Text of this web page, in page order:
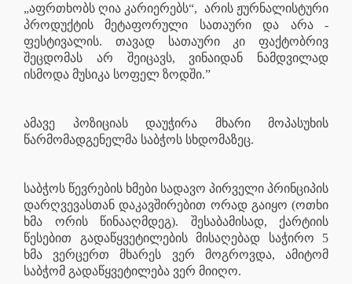
„აფრთხობს ღია კარიერებს“, არის ჟურნალისტური
პროდუქტის მეტაფორული სათაური და არა -
ფესტივალის. თავად სათაური კი ფაქტობრივ
შეცდომას არ შეიცავს, ვინაიდან ნამდვილად
ისმოდა მუსიკა სოფელ ზოდში.”
ამავე პოზიციას დაუჭირა მხარი მოპასუხის
წარმომადგენელმა საბჭოს სხდომაზეც.
საბჭოს წევრების ხმები სადავო პირველი პრინციპის
დარღვევასთან დაკავშირებით ორად გაიყო (ოთხი
ხმა ორის წინააღმდეგ). შესაბამისად, ქარტიის
წესებით გადაწყვეტილების მისაღებად საჭირო 5
ხმა ვერცერთ მხარეს ვერ მოგროვდა, ამიტომ
საბჭომ გადაწყვეტილება ვერ მიიღო.